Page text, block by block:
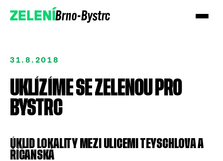
ZELENÍBrno-Bystrc
31.8.2018
UKLÍZÍME SE ZELENOU PRO
BYSTRC
ÚKLID LOKALITY MEZI ULICEMI TEYSCHLOVA A
ŘÍČANSKÁ